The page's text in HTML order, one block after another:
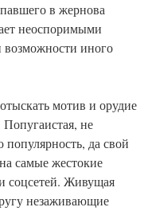
в жернова
неоспоримыми
возможности иного
мотив и орудие
не
да свой
самые жестокие
соцсетей. Живущая
незаживающие